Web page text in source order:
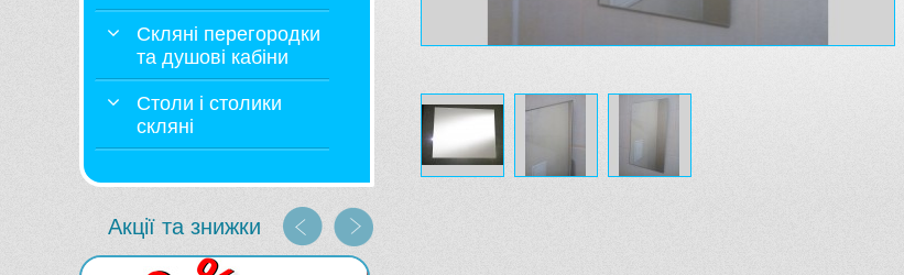
Скляні перегородки
та душові кабіни
Столи і столики
скляні
Акції та знижки